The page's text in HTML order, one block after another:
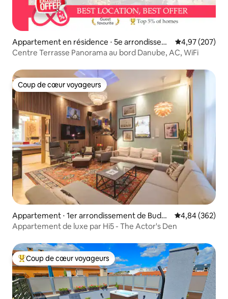
Appartement en résidence ⋅ 5e arrondissem
ent de Budapest
Évaluation
4,97 (207)
Centre Terrasse Panorama au bord Danube, AC, WiFi
Coup de cœur voyageurs
Coup de cœur voyageurs
Appartement ⋅ 1er arrondissement de Budap
est
Évaluation
4,84 (362)
Appartement de luxe par Hi5 - The Actor's Den
Coups de cœur voyageurs les plus appréciés
Coup de cœur voyageurs